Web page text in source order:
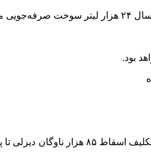
را تصویب و تکلیف اسقاط ۸۵ هزار